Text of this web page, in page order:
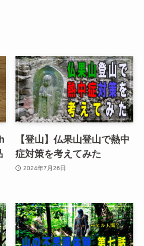
【登山】仏果山登山で熱中
症対策を考えてみた
2024年7月26日